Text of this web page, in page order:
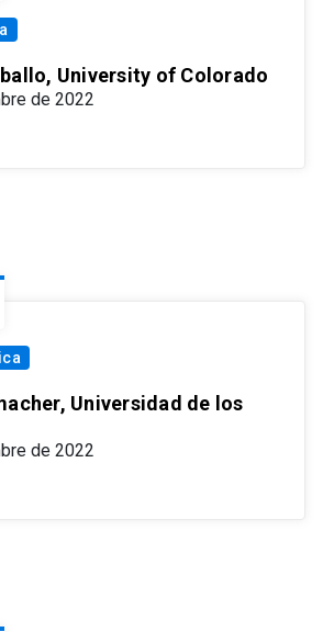
University of Colorado
de 2022
Universidad de los
de 2022